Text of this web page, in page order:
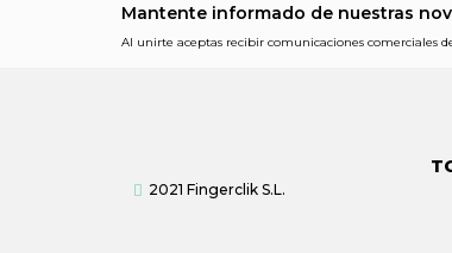
Mantente informado de nuestras
Al unirte aceptas recibir comunicaciones comerciales
2021 Fingerclik S.L.